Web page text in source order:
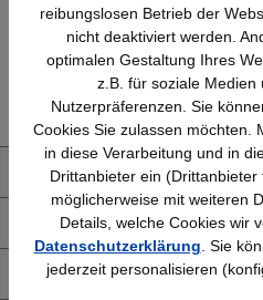
Erfahrung
Bewährt seit 1958
Über uns
Shop Service
Informationen
reibungslosen Betrieb der
nicht deaktiviert werden.
optimalen Gestaltung Ihres
z.B. für soziale Medien
Nutzerpräferenzen. Sie
Cookies Sie zulassen möchten.
in diese Verarbeitung und in
Drittanbieter ein
möglicherweise mit weiteren
Details, welche Cookies wir
Datenschutzerklärung . Sie
jederzeit personalisieren